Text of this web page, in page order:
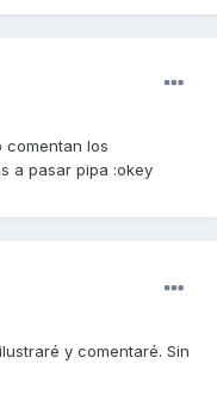
comentan los
a pasar pipa :okey
y comentaré. Sin